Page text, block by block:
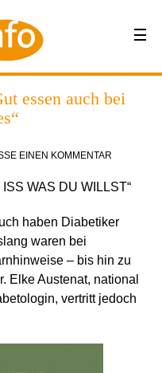
essen auch bei
EINEN KOMMENTAR
WAS DU WILLST“
haben Diabetiker
waren bei
– bis hin zu
Elke Austenat, national
vertritt jedoch